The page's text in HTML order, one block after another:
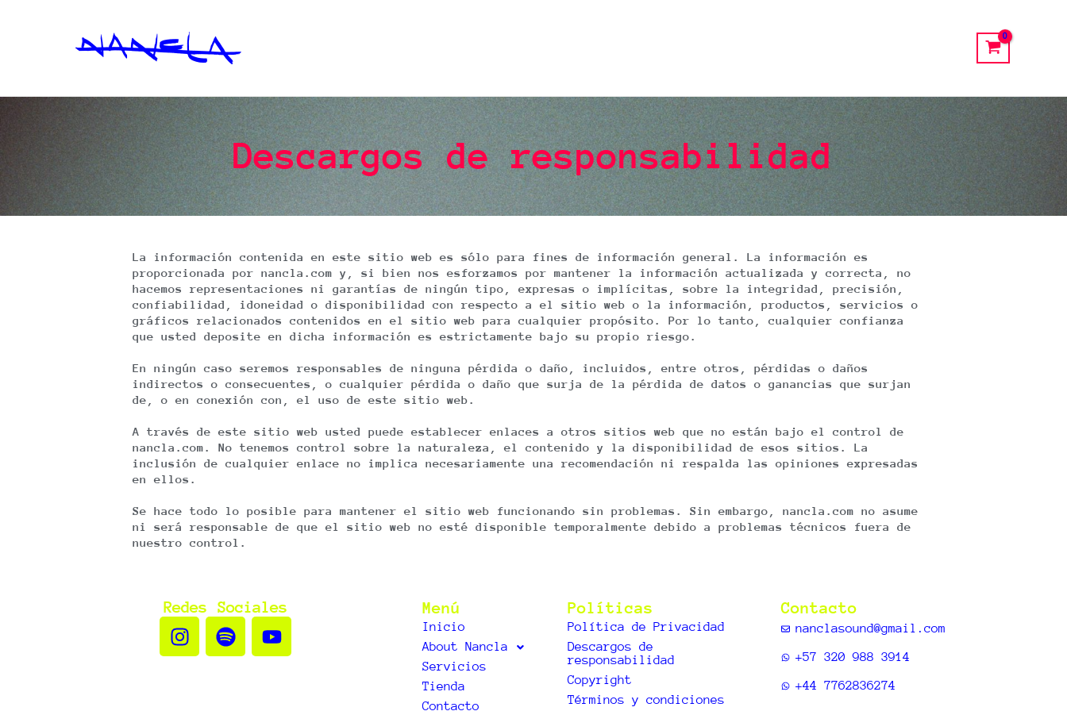
Descargos de responsabilidad
La información contenida en este sitio web es sólo para fines de información general. La información es
proporcionada por nancla.com y, si bien nos esforzamos por mantener la información actualizada y correcta, no
hacemos representaciones ni garantías de ningún tipo, expresas o implícitas, sobre la integridad, precisión,
confiabilidad, idoneidad o disponibilidad con respecto a el sitio web o la información, productos, servicios o
gráficos relacionados contenidos en el sitio web para cualquier propósito. Por lo tanto, cualquier confianza
que usted deposite en dicha información es estrictamente bajo su propio riesgo.
En ningún caso seremos responsables de ninguna pérdida o daño, incluidos, entre otros, pérdidas o daños
indirectos o consecuentes, o cualquier pérdida o daño que surja de la pérdida de datos o ganancias que surjan
de, o en conexión con, el uso de este sitio web.
A través de este sitio web usted puede establecer enlaces a otros sitios web que no están bajo el control de
nancla.com. No tenemos control sobre la naturaleza, el contenido y la disponibilidad de esos sitios. La
inclusión de cualquier enlace no implica necesariamente una recomendación ni respalda las opiniones expresadas
en ellos.
Se hace todo lo posible para mantener el sitio web funcionando sin problemas. Sin embargo, nancla.com no asume
ni será responsable de que el sitio web no esté disponible temporalmente debido a problemas técnicos fuera de
nuestro control.
Redes Sociales
I
n
s
S
p
o
Y
o
u
Menú
Inicio
About Nancla
Servicios
Tienda
Contacto
Políticas
Política de Privacidad
Descargos de
responsabilidad
Copyright
Términos y condiciones
Contacto
nanclasound@gmail.com
+57 320 988 3914
+44 7762836274